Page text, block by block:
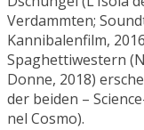
Verdammten;
Kannibalenfilm,
Spaghettiwestern
Donne, 2018)
der beiden –
nel Cosmo).